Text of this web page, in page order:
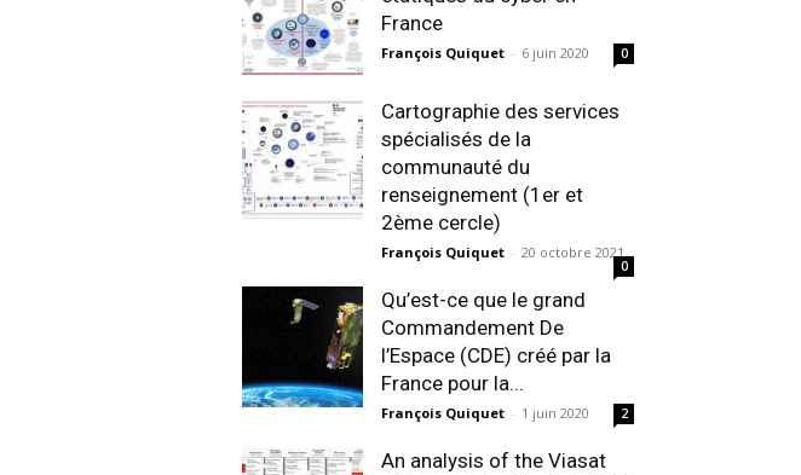
France
François Quiquet - 6 juin 2020 0
Cartographie des services
spécialisés de la
communauté du
renseignement (1er et
2ème cercle)
François Quiquet - 20 octobre 2021
0
Qu’est-ce que le grand
Commandement De
l’Espace (CDE) créé par la
France pour la...
François Quiquet - 1 juin 2020 2
An analysis of the Viasat